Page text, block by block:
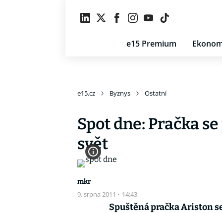
e15 Premium
e15.cz Byznys Ostatní
Spot dne: Pračka
svět
mkr
9. srpna 2011 · 14:43
Spuštěná pračka Ariston